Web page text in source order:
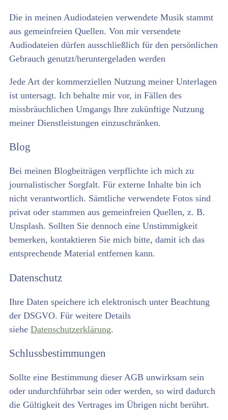
Die in meinen Audiodateien verwendete Musik stammt
aus gemeinfreien Quellen. Von mir versendete
Audiodateien dürfen ausschließlich für den persönlichen
Gebrauch genutzt/heruntergeladen werden
Jede Art der kommerziellen Nutzung meiner Unterlagen
ist untersagt. Ich behalte mir vor, in Fällen des
missbräuchlichen Umgangs Ihre zukünftige Nutzung
meiner Dienstleistungen einzuschränken.
Blog
Bei meinen Blogbeiträgen verpflichte ich mich zu
journalistischer Sorgfalt. Für externe Inhalte bin ich
nicht verantwortlich. Sämtliche verwendete Fotos sind
privat oder stammen aus gemeinfreien Quellen, z. B.
Unsplash. Sollten Sie dennoch eine Unstimmigkeit
bemerken, kontaktieren Sie mich bitte, damit ich das
entsprechende Material entfernen kann.
Datenschutz
Ihre Daten speichere ich elektronisch unter Beachtung
der DSGVO. Für weitere Details
siehe Datenschutzerklärung.
Schlussbestimmungen
Sollte eine Bestimmung dieser AGB unwirksam sein
oder undurchführbar sein oder werden, so wird dadurch
die Gültigkeit des Vertrages im Übrigen nicht berührt.